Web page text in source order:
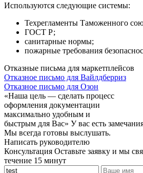
Используются следующие системы:
Техрегламенты Таможенного
ГОСТ Р;
санитарные нормы;
пожарные требования
Отказные письма для маркетплейсов
Отказное письмо для Вайлдберриз
Отказное письмо для Озон
«Наша цель — сделать процесс
оформления документации
максимально удобным и
быстрым для Вас» У вас есть
Мы всегда готовы выслушать.
Написать руководителю
Консультация Оставьте заявку и мы
течение 15 минут